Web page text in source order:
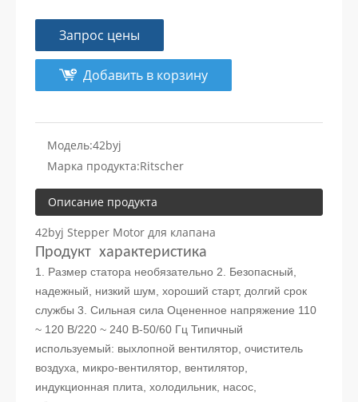
Запрос цены
Добавить в корзину
Модель:42byj
Марка продукта:Ritscher
Описание продукта
42byj Stepper Motor для клапана
Продукт характеристика
1. Размер статора необязательно 2. Безопасный,
надежный, низкий шум, хороший старт, долгий срок
службы 3. Сильная сила Оцененное напряжение 110
~ 120 В/220 ~ 240 В-50/60 Гц Типичный
используемый: выхлопной вентилятор, очиститель
воздуха, микро-вентилятор, вентилятор,
индукционная плита, холодильник, насос,